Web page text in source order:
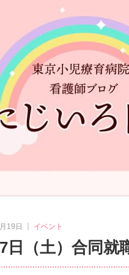
19日 イベント
日（土）合同就